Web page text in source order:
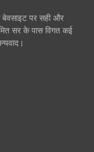
पर सही और
सर के पास विगत कई